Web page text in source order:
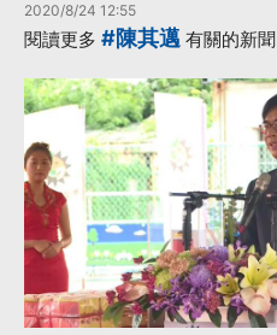
2020/8/24 12:55
閱讀更多 #陳其邁 有關的新聞